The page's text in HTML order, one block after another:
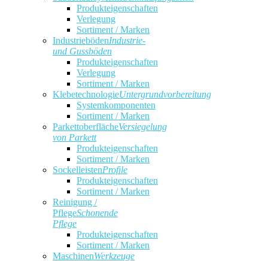
Produkteigenschaften
Verlegung
Sortiment / Marken
IndustriebödenIndustrie-
und Gussböden
Produkteigenschaften
Verlegung
Sortiment / Marken
KlebetechnologieUntergrundvorbereitung
Systemkomponenten
Sortiment / Marken
ParkettoberflächeVersiegelung
von Parkett
Produkteigenschaften
Sortiment / Marken
SockelleistenProfile
Produkteigenschaften
Sortiment / Marken
Reinigung /
PflegeSchonende
Pflege
Produkteigenschaften
Sortiment / Marken
MaschinenWerkzeuge